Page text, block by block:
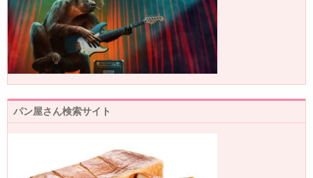
パン屋さん検索サイト